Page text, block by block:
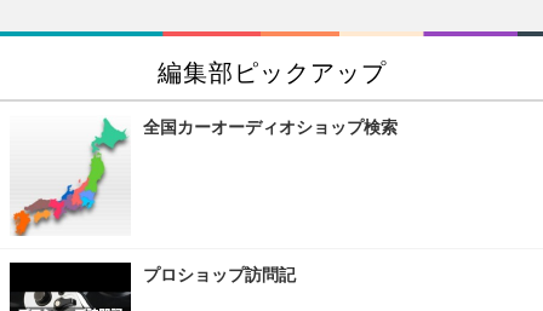
編集部ピックアップ
全国カーオーディオショップ検索
プロショップ訪問記